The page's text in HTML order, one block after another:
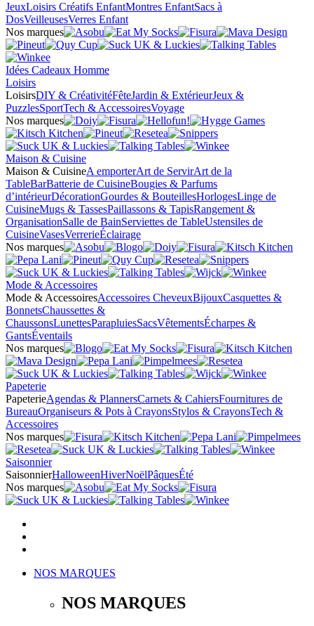
JeuxLoisirs Créatifs EnfantMontres EnfantSacs à
DosVeilleusesVerres Enfant
Nos marques
Idées Cadeaux Homme
Loisirs
LoisirsDIY & CréativitéFêteJardin & ExtérieurJeux &
PuzzlesSportTech & AccessoiresVoyage
Nos marques
Maison & Cuisine
Maison & CuisineA emporterArt de ServirArt de la
TableBarBatterie de CuisineBougies & Parfums
d’intérieurDécorationGourdes & BouteillesHorlogesLinge de
CuisineMugs & TassesPaillassons & TapisRangement &
OrganisationSalle de BainServiettes de TableUstensiles de
CuisineVasesVerrerieÉclairage
Nos marques
Mode & Accessoires
Mode & AccessoiresAccessoires CheveuxBijouxCasquettes &
BonnetsChaussettes &
ChaussonsLunettesParapluiesSacsVêtementsÉcharpes &
GantsÉventails
Nos marques
Papeterie
PapeterieAgendas & PlannersCarnets & CahiersFournitures de
BureauOrganiseurs & Pots à CrayonsStylos & CrayonsTech &
Accessoires
Nos marques
Saisonnier
SaisonnierHalloweenHiverNoëlPâquesÉté
Nos marques
NOS MARQUES
NOS MARQUES